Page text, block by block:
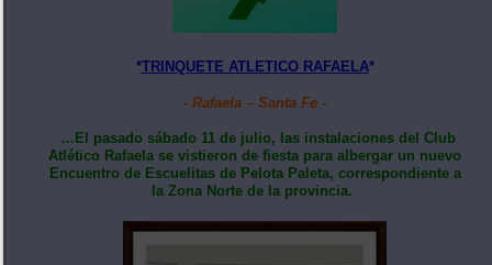
*TRINQUETE ATLETICO RAFAELA*
- Rafaela – Santa Fe -
…El pasado sábado 11 de julio, las instalaciones del Club
Atlético Rafaela se vistieron de fiesta para albergar un nuevo
Encuentro de Escuelitas de Pelota Paleta, correspondiente a
la Zona Norte de la provincia.